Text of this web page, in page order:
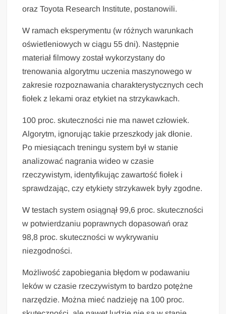
oraz Toyota Research Institute, postanowili.
W ramach eksperymentu (w różnych warunkach
oświetleniowych w ciągu 55 dni). Następnie
materiał filmowy został wykorzystany do
trenowania algorytmu uczenia maszynowego w
zakresie rozpoznawania charakterystycznych cech
fiołek z lekami oraz etykiet na strzykawkach.
100 proc. skuteczności nie ma nawet człowiek.
Algorytm, ignorując takie przeszkody jak dłonie.
Po miesiącach treningu system był w stanie
analizować nagrania wideo w czasie
rzeczywistym, identyfikując zawartość fiołek i
sprawdzając, czy etykiety strzykawek były zgodne.
W testach system osiągnął 99,6 proc. skuteczności
w potwierdzaniu poprawnych dopasowań oraz
98,8 proc. skuteczności w wykrywaniu
niezgodności.
Możliwość zapobiegania błędom w podawaniu
leków w czasie rzeczywistym to bardzo potężne
narzędzie. Można mieć nadzieję na 100 proc.